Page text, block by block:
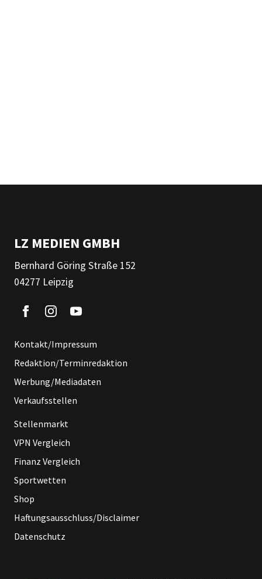
LZ MEDIEN GMBH
Bernhard Göring Straße 152
04277 Leipzig
Kontakt/Impressum
Redaktion/Terminredaktion
Werbung/Mediadaten
Verkaufsstellen
Stellenmarkt
VPN Vergleich
Finanz Vergleich
Sportwetten
Shop
Haftungsausschluss/Disclaimer
Datenschutz